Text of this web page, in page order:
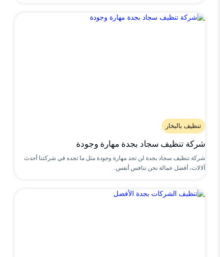
تنظيف بالبخار
شركة تنظيف سجاد بجدة مهارة وجودة
شركة تنظيف سجاد بجدة لن تجد مهارة وجودة مثل ما تجده في شركتنا أحدث
آلالات، أفضل عمالة نحن ننافس أنفس..